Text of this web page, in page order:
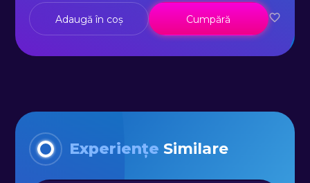
Adaugă în coș Cumpără
Experiențe Similare